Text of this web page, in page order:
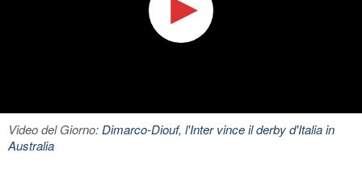
Video del Giorno:Dimarco-Diouf, l'Inter vince il derby d'Italia in
Australia